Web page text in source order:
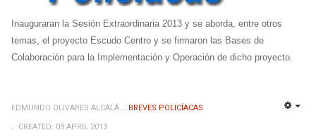
Inauguraran la Sesión Extraordinaria 2013 y se aborda, entre otros
temas, el proyecto Escudo Centro y se firmaron las Bases de
Colaboración para la Implementación y Operación de dicho proyecto.
EDMUNDO OLIVARES ALCALÁ
BREVES POLICÍACAS
CREATED: 09 APRIL 2013